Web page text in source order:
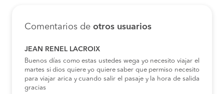
Comentarios de otros usuarios
JEAN RENEL LACROIX
Buenos días como estas ustedes wega yo necesito viajar el
martes si dios quiere yo quiere saber que permiso necesito
para viajar arica y cuando salir el pasaje y la hora de salida
gracias